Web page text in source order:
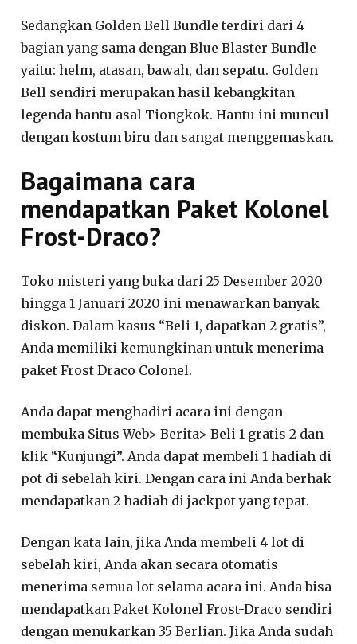
Sedangkan Golden Bell Bundle terdiri dari 4
bagian yang sama dengan Blue Blaster Bundle
yaitu: helm, atasan, bawah, dan sepatu. Golden
Bell sendiri merupakan hasil kebangkitan
legenda hantu asal Tiongkok. Hantu ini muncul
dengan kostum biru dan sangat menggemaskan.
Bagaimana cara
mendapatkan Paket Kolonel
Frost-Draco?
Toko misteri yang buka dari 25 Desember 2020
hingga 1 Januari 2020 ini menawarkan banyak
diskon. Dalam kasus “Beli 1, dapatkan 2 gratis”,
Anda memiliki kemungkinan untuk menerima
paket Frost Draco Colonel.
Anda dapat menghadiri acara ini dengan
membuka Situs Web> Berita> Beli 1 gratis 2 dan
klik “Kunjungi”. Anda dapat membeli 1 hadiah di
pot di sebelah kiri. Dengan cara ini Anda berhak
mendapatkan 2 hadiah di jackpot yang tepat.
Dengan kata lain, jika Anda membeli 4 lot di
sebelah kiri, Anda akan secara otomatis
menerima semua lot selama acara ini. Anda bisa
mendapatkan Paket Kolonel Frost-Draco sendiri
dengan menukarkan 35 Berlian. Jika Anda sudah